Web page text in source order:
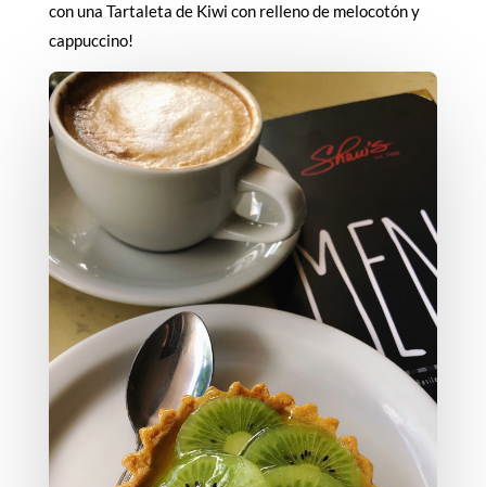
con una Tartaleta de Kiwi con relleno de melocotón y
cappuccino!